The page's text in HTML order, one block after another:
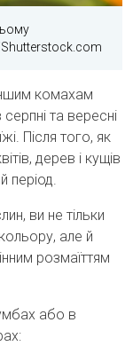
комахам
та вересні
Після того, як
дерев і кущів
період.
ви не тільки
але й
розмаїттям
або в